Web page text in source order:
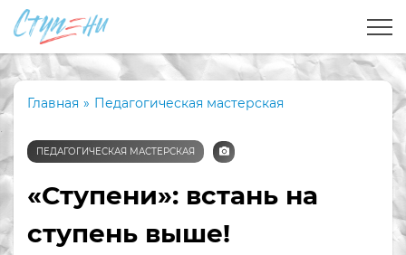
Главная » Педагогическая мастерская
ПЕДАГОГИЧЕСКАЯ МАСТЕРСКАЯ
«Ступени»: встань на
ступень выше!